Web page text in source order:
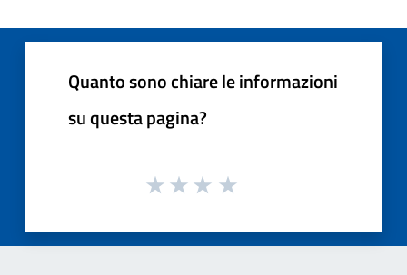
Quanto sono chiare le informazioni
su questa pagina?